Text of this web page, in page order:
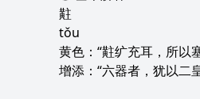
黈
tǒu
黄色：“黈纩充耳，所以
增添：“六器者，犹以二